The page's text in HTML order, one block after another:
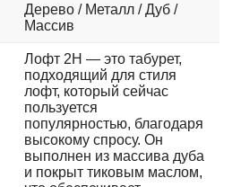
Дерево / Металл / Дуб /
Массив
Лофт 2Н — это табурет,
подходящий для стиля
лофт, который сейчас
пользуется
популярностью, благодаря
высокому спросу. Он
выполнен из массива дуба
и покрыт тиковым маслом,